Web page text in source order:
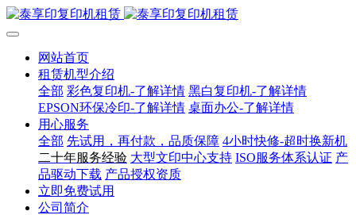
网站首页
租赁机型介绍
全部 彩色复印机-了解详情 黑白复印机-了解详情
EPSON环保冷印-了解详情 桌面办公-了解详情
用心服务
全部 先试用，再付款，品质保障 4小时快修-超时换新机
二十年服务经验 大型文印中心支持 ISO服务体系认证 产
品驱动下载 产品授权资质
立即免费试用
公司简介